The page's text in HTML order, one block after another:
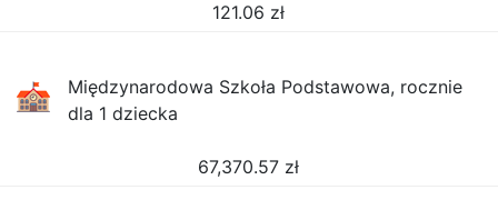
121.06 zł
Międzynarodowa Szkoła Podstawowa, rocznie
dla 1 dziecka
67,370.57 zł